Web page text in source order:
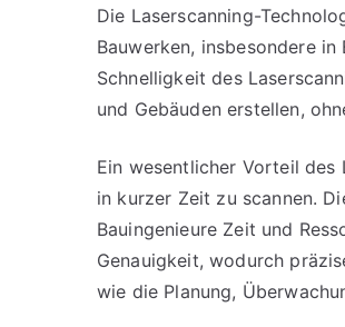
Die Laserscanning-
Bauwerken, insbesondere
Schnelligkeit des
und Gebäuden erstellen,
Ein wesentlicher Vorteil des
in kurzer Zeit zu scannen.
Bauingenieure Zeit und
Genauigkeit, wodurch
wie die Planung,